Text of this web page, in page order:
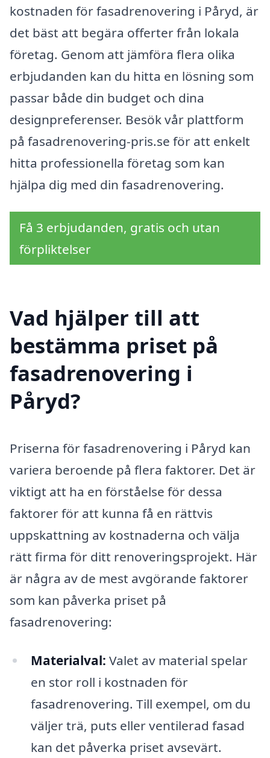
kostnaden för fasadrenovering i Påryd, är
det bäst att begära offerter från lokala
företag. Genom att jämföra flera olika
erbjudanden kan du hitta en lösning som
passar både din budget och dina
designpreferenser. Besök vår plattform
på fasadrenovering-pris.se för att enkelt
hitta professionella företag som kan
hjälpa dig med din fasadrenovering.
Få 3 erbjudanden, gratis och utan
förpliktelser
Vad hjälper till att
bestämma priset på
fasadrenovering i
Påryd?
Priserna för fasadrenovering i Påryd kan
variera beroende på flera faktorer. Det är
viktigt att ha en förståelse för dessa
faktorer för att kunna få en rättvis
uppskattning av kostnaderna och välja
rätt firma för ditt renoveringsprojekt. Här
är några av de mest avgörande faktorer
som kan påverka priset på
fasadrenovering:
Materialval: Valet av material spelar
en stor roll i kostnaden för
fasadrenovering. Till exempel, om du
väljer trä, puts eller ventilerad fasad
kan det påverka priset avsevärt.